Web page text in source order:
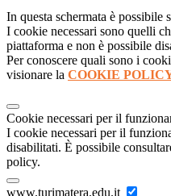
In questa schermata è possibile
I cookie necessari sono quelli
piattaforma e non è possibile
Per conoscere quali sono i
visionare la COOKIE
Cookie necessari per il
I cookie necessari per il
disabilitati. È possibile
policy.
www.turimatera.edu.it